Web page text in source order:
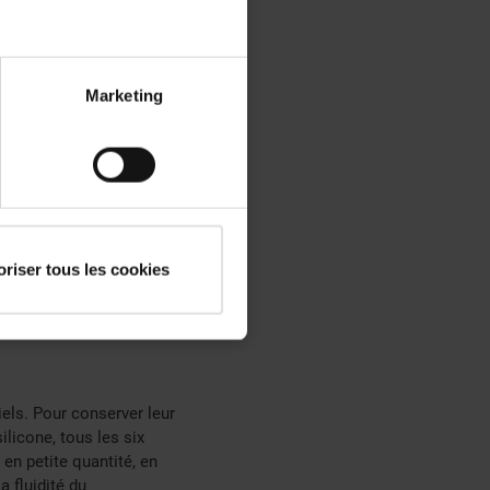
Marketing
tous les cookies
un escalier bois,
ou le matériau. Pour
et les
fois par trimestre. En
est d’éviter
Pour conserver leur
tous les six
petite quantité, en
fluidité du